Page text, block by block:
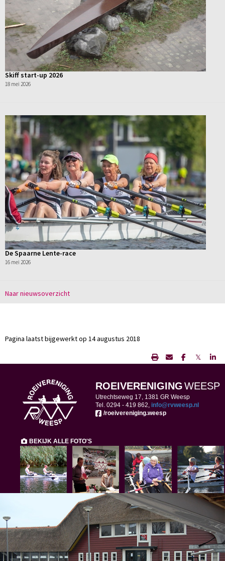
Skiff start-up 2026
18 mei 2026
De Spaarne Lente-race
16 mei 2026
Naar nieuwsoverzicht
Pagina laatst bijgewerkt op 14 augustus 2018
𝕏
ROEIVERENIGINGWEESP
Utrechtseweg 17, 1381 GR Weesp
Tel. 0294 - 419 862, ofni@rvweesp.nl
/roeivereniging.weesp
BEKIJK ALLE FOTO'S